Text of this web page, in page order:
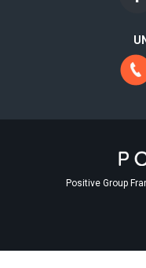
Positive Group